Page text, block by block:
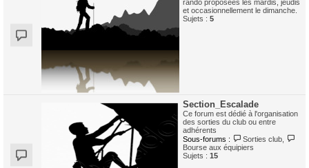
rando proposées les mardis, jeudis
et occasionnellement le dimanche.
Sujets : 5
Section_Escalade
Ce forum est dédié à l'organisation
des sorties du club ou entre
adhérents
Sous-forums :
Sorties club
Bourse aux équipiers
Sujets : 15